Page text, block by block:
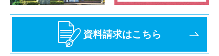
資料請求はこちら